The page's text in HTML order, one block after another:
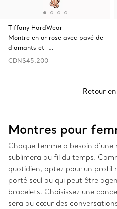
Tiffany HardWear
Montre en or rose avec pavé de
diamants et …
CDN$45,200
Retour
Montres pour
Chaque femme a besoin
sublimera au fil du temps.
quotidien, optez pour un profil
porté seul ou qui peut être
bracelets. Choisissez une
sera au cœur des